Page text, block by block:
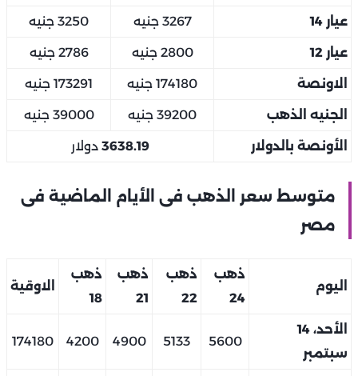
عيار 14 3267 جنيه 3250 جنيه
عيار 12 2800 جنيه 2786 جنيه
الاونصة 174180 جنيه 173291 جنيه
الجنيه الذهب 39200 جنيه 39000 جنيه
الأونصة بالدولار 3638.19 دولار
متوسط سعر الذهب فى الأيام الماضية فى
مصر
اليوم
ذهب
24
ذهب
22
ذهب
21
ذهب
18
الاوقية
الأحد، 14
سبتمبر
5600
5133
4900
4200
174180